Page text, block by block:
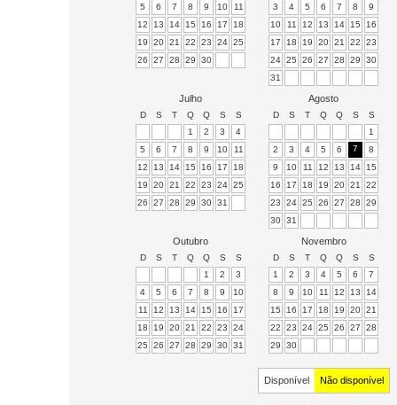
5
6 7 8 9 10
11
12
13 14 15 16 17
18
19
20 21 22 23 24 25
26
27 28 29 30
3
4 5 6 7 8
9
10
11 12 13 14 15
16
17
18 19 20 21 22
23
24 25 26 27 28 29
30
31
Julho
D S T Q Q S
S
1
2 3
4
5
6 7 8 9 10
11
12
13 14 15 16 17
18
19
20 21 22 23 24 25
26
27 28 29 30 31
Agosto
D S T Q Q S
S
1
2
3 4 5 6 7
8
9
10 11 12 13 14
15
16
17 18 19 20 21
22
23
24 25 26 27 28
29
30 31
Outubro
D S T Q Q S
S
1
2
3
4
5 6 7 8 9
10
11
12 13 14 15 16
17
18
19 20 21 22 23
24
25
26 27 28 29 30 31
Novembro
D S T Q Q S
S
1
2 3 4 5 6
7
8
9 10 11 12 13
14
15
16 17 18 19 20 21
22
23 24 25 26 27
28
29
30
Disponível Não disponível